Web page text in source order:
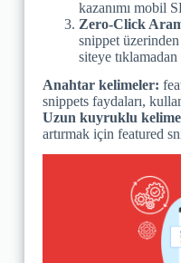
kazanımı mobil
Zero-Click
snippet
siteye
Anahtar kelimeler:
snippets faydaları,
Uzun kuyruklu
artırmak için featured